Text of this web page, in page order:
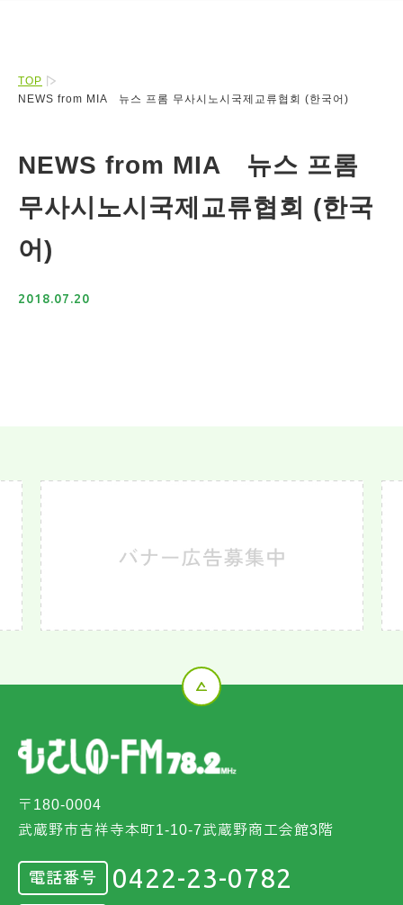
TOP
NEWS from MIA 뉴스 프롬 무사시노시국제교류협회 (한국어)
NEWS from MIA 뉴스 프롬
무사시노시국제교류협회 (한국
어)
2018.07.20
〒180-0004
武蔵野市吉祥寺本町1-10-7武蔵野商工会館3階
電話番号 0422-23-0782